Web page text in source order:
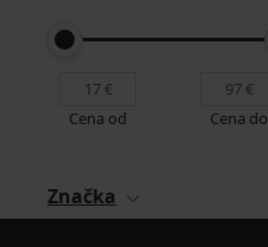
Cena od Cena do
Značka